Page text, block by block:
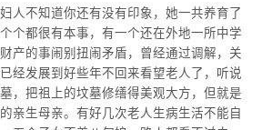
人不知道你还有没有印象，她一共养育了
个都很有本事，有一个还在外地一所中学
产的事闹别扭闹矛盾，曾经通过调解，关
经发展到好些年不回来看望老人了，听说
，把祖上的坟墓修缮得美观大方，但就是
亲生母亲。有好几次老人生病生活不能自